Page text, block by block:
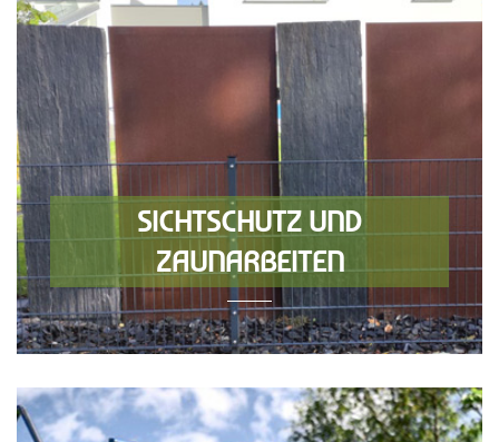
SICHTSCHUTZ UND
ZAUNARBEITEN